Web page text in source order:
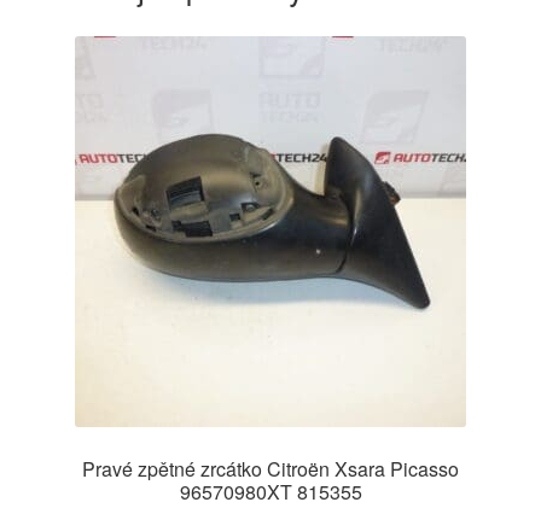
Pravé zpětné zrcátko Citroën Xsara Picasso
96570980XT 815355